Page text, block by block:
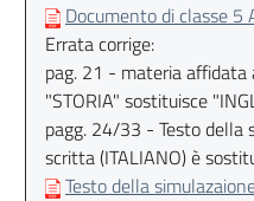
Documento di classe 5
Errata corrige:
pag. 21 - materia affidata
"STORIA" sostituisce
pagg. 24/33 - Testo della
scritta (ITALIANO) è
Testo della